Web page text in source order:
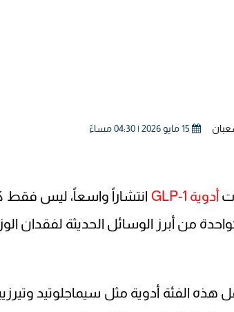
15 مايو 2026 | 04:30 مساءً
أدوية GLP-1
انتشاراً واسعاً، ليس فقط
من أبرز الوسائل الحديثة لفقدان
هذه الفئة أدوية مثل سيماجلوتيد